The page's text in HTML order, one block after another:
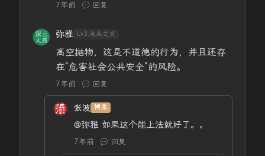
7年前 回复
弥雅 Lv3.点头之交
高空抛物，这是不道德的行为，并且还存
在“危害社会公共安全”的风险。
7年前 回复
张波 博主
@弥雅 如果这个能上法就好了。。
7年前 回复